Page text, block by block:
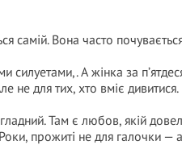
самій. Вона часто
силуетами,. А жінка за
не для тих, хто вміє дивитися.
Там є любов, якій
Роки, прожиті не для галочки